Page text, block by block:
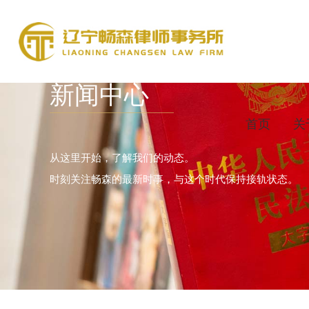
首页 关
新闻中心
从这里开始，了解我们的动态。
时刻关注畅森的最新时事，与这个时代保持接轨状态。